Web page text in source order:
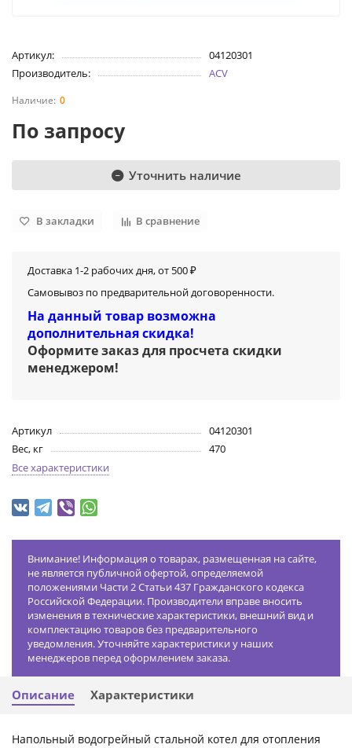
Артикул:
04120301
Производитель:
ACV
0
По запросу
Уточнить наличие
В закладки В сравнение
Доставка 1-2 рабочих дня, от 500 ₽
Самовывоз по предварительной договоренности.
На данный товар возможна
дополнительная скидка!
Оформите заказ для просчета скидки
менеджером!
Артикул
04120301
Вес, кг
470
Все характеристики
Внимание! Информация о товарах, размещенная на сайте,
не является публичной офертой, определяемой
положениями Части 2 Статьи 437 Гражданского кодекса
Российской Федерации. Производители вправе вносить
изменения в технические характеристики, внешний вид и
комплектацию товаров без предварительного
уведомления. Уточняйте характеристики у наших
менеджеров перед оформлением заказа.
Описание Характеристики
Напольный водогрейный стальной котел для отопления